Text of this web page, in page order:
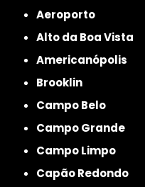
Aeroporto
Alto da Boa Vista
Americanópolis
Brooklin
Campo Belo
Campo Grande
Campo Limpo
Capão Redondo